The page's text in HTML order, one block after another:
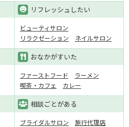
リフレッシュしたい
ビューティサロン
リラクゼーション
ネイルサロン
おなかがすいた
ファーストフード
ラーメン
喫茶・カフェ
カレー
相談ごとがある
ブライダルサロン
旅行代理店